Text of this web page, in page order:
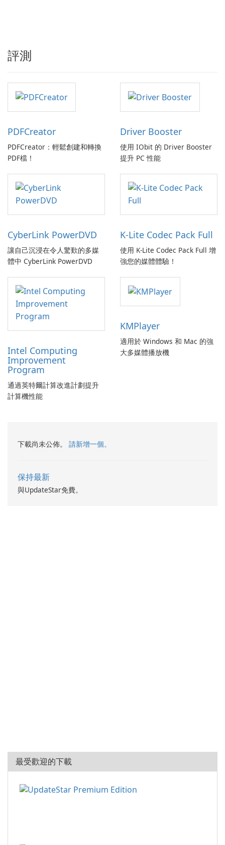
評測
PDFCreator
PDFCreator：輕鬆創建和轉換
PDF檔！
Driver Booster
使用 IObit 的 Driver Booster
提升 PC 性能
CyberLink PowerDVD
讓自己沉浸在令人驚歎的多媒
體中 CyberLink PowerDVD
K-Lite Codec Pack Full
使用 K-Lite Codec Pack Full 增
強您的媒體體驗！
Intel Computing
Improvement
Program
通過英特爾計算改進計劃提升
計算機性能
KMPlayer
適用於 Windows 和 Mac 的強
大多媒體播放機
下載尚未公佈。 請新增一個。
保持最新
與UpdateStar免費。
最受歡迎的下載